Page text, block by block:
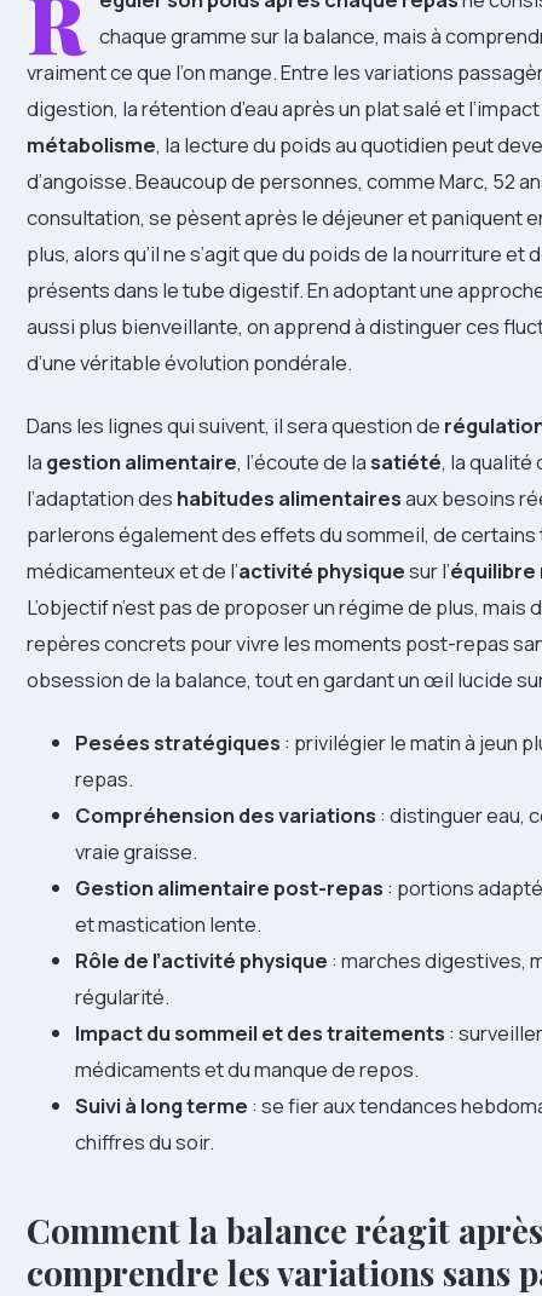
chaque gramme sur la balance, mais à
vraiment ce que l’on mange. Entre les variations
digestion, la rétention d’eau après un plat salé et
métabolisme, la lecture du poids au quotidien peut
d’angoisse. Beaucoup de personnes, comme Marc, 52
consultation, se pèsent après le déjeuner et paniquent
plus, alors qu’il ne s’agit que du poids de la nourriture et
présents dans le tube digestif. En adoptant une
aussi plus bienveillante, on apprend à distinguer ces
d’une véritable évolution pondérale.
Dans les lignes qui suivent, il sera question de
la gestion alimentaire, l’écoute de lasatiété, la qualité
l’adaptation des habitudes alimentairesaux besoins
parlerons également des effets du sommeil, de
médicamenteux et de l’activité physiquesur l’
L’objectif n’est pas de proposer un régime de plus, mais
repères concrets pour vivre les moments post-repas
obsession de la balance, tout en gardant un œil lucide
Pesées stratégiques : privilégier le matin à jeun
repas.
Compréhension des variations : distinguer eau,
vraie graisse.
Gestion alimentaire post-repas : portions
et mastication lente.
Rôle de l’activité physique : marches digestives,
régularité.
Impact du sommeil et des traitements :
médicaments et du manque de repos.
Suivi à long terme : se fier aux tendances
chiffres du soir.
Comment la balance réagit
comprendre les variations sans